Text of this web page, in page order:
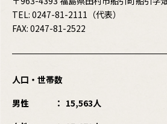
TEL: 0247-81-2111 （代表）
FAX: 0247-81-2522
人口・世帯数
男性
15,563人